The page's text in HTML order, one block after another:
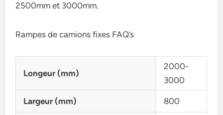
2500mm et 3000mm.
Rampes de camions fixes FAQ’s
Longeur (mm)
2000-
3000
Largeur (mm) 800